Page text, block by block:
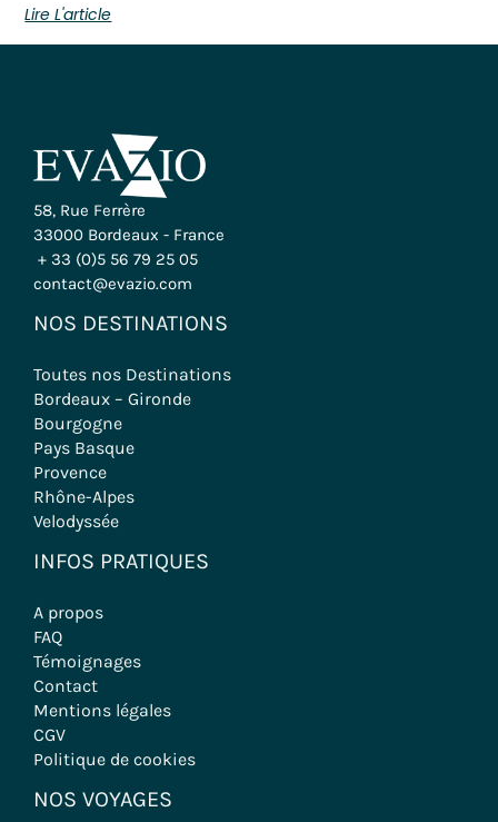
Lire L'article
58, Rue Ferrère
33000 Bordeaux - France
+ 33 (0)5 56 79 25 05
contact@evazio.com
NOS DESTINATIONS
Toutes nos Destinations
Bordeaux – Gironde
Bourgogne
Pays Basque
Provence
Rhône-Alpes
Velodyssée
INFOS PRATIQUES
A propos
FAQ
Témoignages
Contact
Mentions légales
CGV
Politique de cookies
NOS VOYAGES